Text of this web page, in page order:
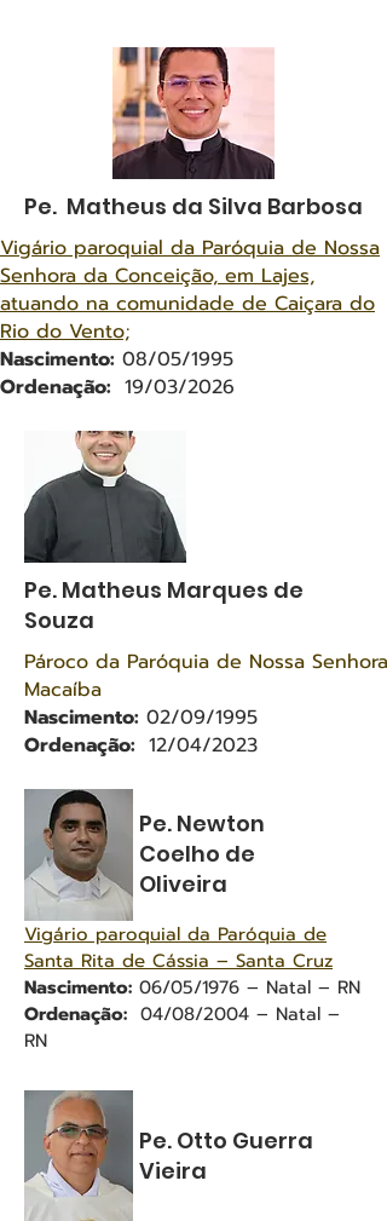
Pe. Matheus da Silva Barbosa
Vigário paroquial da Paróquia de Nossa
Senhora da Conceição, em Lajes,
atuando na comunidade de Caiçara do
Rio do Vento;
Nascimento: 08/05/1995
Ordenação: 19/03/2026
Pe. Matheus Marques de
Souza
Pároco da Paróquia de Nossa
Macaíba
Nascimento: 02/09/1995
Ordenação: 12/04/2023
Pe. Newton
Coelho de
Oliveira
Vigário paroquial da Paróquia de
Santa Rita de Cássia – Santa Cruz
Nascimento: 06/05/1976 – Natal – RN
Ordenação: 04/08/2004 – Natal –
RN
Pe. Otto Guerra
Vieira